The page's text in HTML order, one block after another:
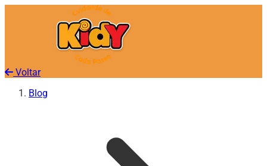
Voltar
Blog